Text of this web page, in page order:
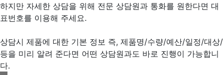
하지만 자세한 상담을 위해 전문 상담원과 통화를 원한다면 대
표번호를 이용해 주세요.
상담시 제품에 대한 기본 정보 즉, 제품명/수량/예산/일정/대상/
등을 미리 알려 준다면 어떤 상담원과도 바로 진행이 가능합니
다.